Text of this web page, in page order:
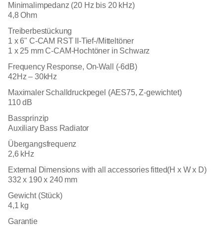
Minimalimpedanz (20 Hz bis 20 kHz)
4,8 Ohm
Treiberbestückung
1 x 6" C-CAM RST II-Tief-/Mitteltöner
1 x 25 mm C-CAM-Hochtöner in Schwarz
Frequency Response, On-Wall (-6dB)
42Hz – 30kHz
Maximaler Schalldruckpegel (AES75, Z-gewichtet)
110 dB
Bassprinzip
Auxiliary Bass Radiator
Übergangsfrequenz
2,6 kHz
External Dimensions with all accessories fitted(H x W x D)
332 x 190 x 240 mm
Gewicht (Stück)
4,1 kg
Garantie